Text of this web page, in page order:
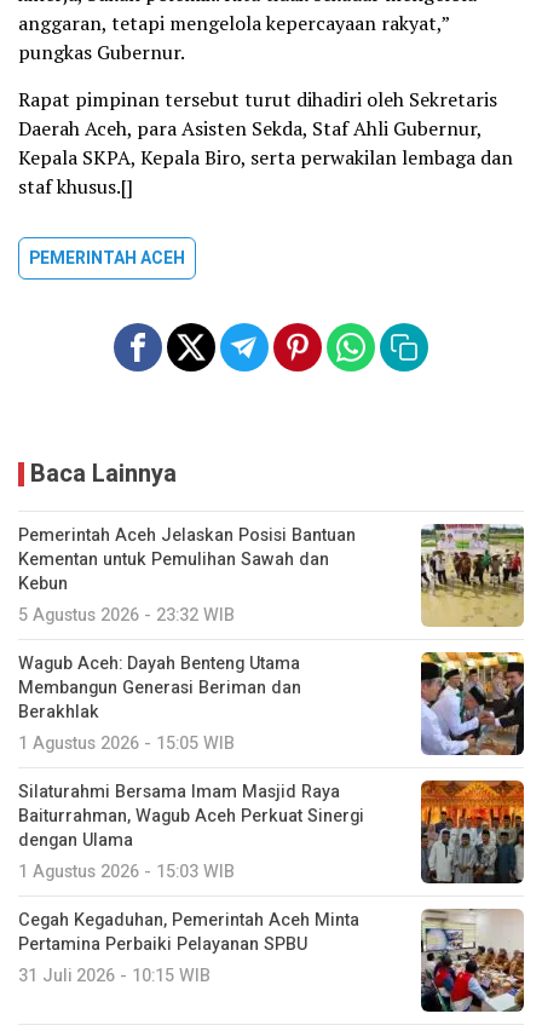
anggaran, tetapi mengelola kepercayaan rakyat,”
pungkas Gubernur.
Rapat pimpinan tersebut turut dihadiri oleh Sekretaris
Daerah Aceh, para Asisten Sekda, Staf Ahli Gubernur,
Kepala SKPA, Kepala Biro, serta perwakilan lembaga dan
staf khusus.[]
PEMERINTAH ACEH
Baca Lainnya
Pemerintah Aceh Jelaskan Posisi Bantuan
Kementan untuk Pemulihan Sawah dan
Kebun
5 Agustus 2026 - 23:32 WIB
Wagub Aceh: Dayah Benteng Utama
Membangun Generasi Beriman dan
Berakhlak
1 Agustus 2026 - 15:05 WIB
Silaturahmi Bersama Imam Masjid Raya
Baiturrahman, Wagub Aceh Perkuat Sinergi
dengan Ulama
1 Agustus 2026 - 15:03 WIB
Cegah Kegaduhan, Pemerintah Aceh Minta
Pertamina Perbaiki Pelayanan SPBU
31 Juli 2026 - 10:15 WIB